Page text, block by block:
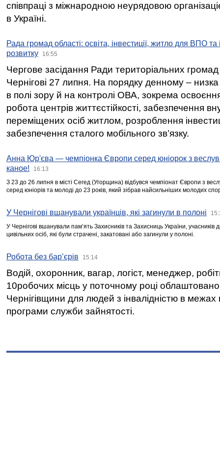
співпраці з міжнародною неурядовою
в Україні.
Рада громад області: освіта, інвестиції, житло для ВПО
розвитку
16:55
Чергове засідання Ради територіальних громад
Чернігові 27 липня. На порядку денному –
в полі зору й на контролі ОВА, зокрема освоєння
робота центрів життєстійкості, забезпечення
переміщених осіб житлом, розроблення
забезпечення сталого мобільного зв’язку.
Анна Юр'єва — чемпіонка Європи серед юніорок з
каное!
16:13
З 23 до 26 липня в місті Сегед (Угорщина) відбувся чемпіонат Європи з
серед юніорів та молоді до 23 років, який зібрав найсильніших молодих
У Чернігові вшанували українців, які загинули в полоні
У Чернігові вшанували пам’ять Захисників та Захисниць України,
цивільних осіб, які були страчені, закатовані або загинули у полоні.
Робота без бар’єрів 15:14
Водій, охоронник, вагар, логіст, менеджер,
10робочих місць у поточному році
Чернігівщини для людей з інвалідністю в межах
програми служби зайнятості.